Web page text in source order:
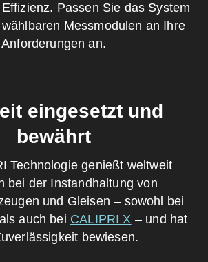
Passen Sie das System
Messmodulen an Ihre
Anforderungen an.
eingesetzt und
bewährt
Technologie genießt weltweit
bei der Instandhaltung von
und Gleisen – sowohl bei
auch bei CALIPRI X – und hat
bewiesen.